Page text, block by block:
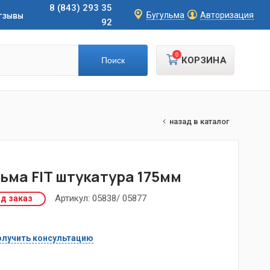
8 (843) 293 35
92
Бугульма Авторизация
КОРЗИНА
0
назад в каталог
FIT штукатура 175мм
заказ Артикул: 05838/ 05877
консультацию